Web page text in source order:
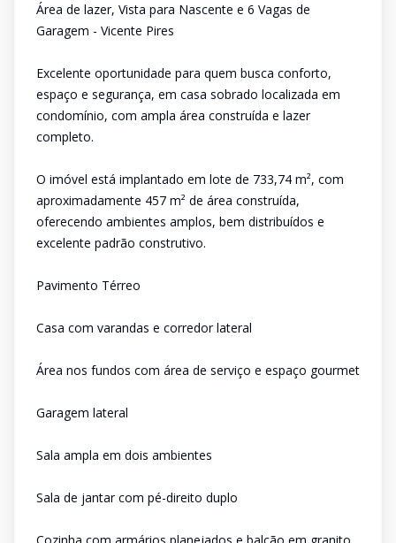
Área de lazer, Vista para Nascente e 6 Vagas de
Garagem - Vicente Pires
Excelente oportunidade para quem busca conforto,
espaço e segurança, em casa sobrado localizada em
condomínio, com ampla área construída e lazer
completo.
O imóvel está implantado em lote de 733,74 m², com
aproximadamente 457 m² de área construída,
oferecendo ambientes amplos, bem distribuídos e
excelente padrão construtivo.
Pavimento Térreo
Casa com varandas e corredor lateral
Área nos fundos com área de serviço e espaço gourmet
Garagem lateral
Sala ampla em dois ambientes
Sala de jantar com pé-direito duplo